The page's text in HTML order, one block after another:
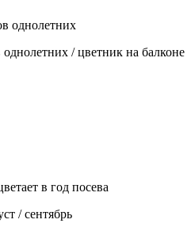
однолетних
/ цветник на балконе
в год посева
/ сентябрь